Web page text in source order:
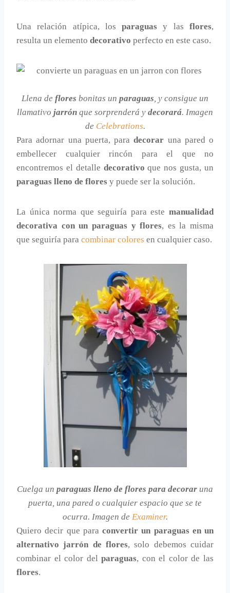
Una relación atípica, losparaguas y lasflores,
resulta un elemento decorativo perfecto en este caso.
Llena de flores bonitas un paraguas, y consigue un
llamativo jarrón que sorprenderá y decorará. Imagen
de Celebrations.
Para adornar una puerta, paradecorar una pared o
embellecer cualquier rincón para el que no
encontremos el detalle decorativo que nos gusta, un
paraguas lleno de flores y puede ser la solución.
La única norma que seguiría para este manualidad
decorativa con un paraguas y flores, es la misma
que seguiría para combinar colores en cualquier caso.
Cuelga un paraguas lleno de flores para decorar una
puerta, una pared o cualquier espacio que se te
ocurra. Imagen de Examiner.
Quiero decir que para convertir un paraguas en un
alternativo jarrón de flores, solo debemos cuidar
combinar el color delparaguas, con el color de las
flores.